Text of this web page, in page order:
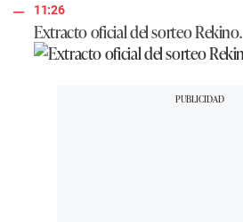
11:26
Extracto oficial del sorteo Rekino.